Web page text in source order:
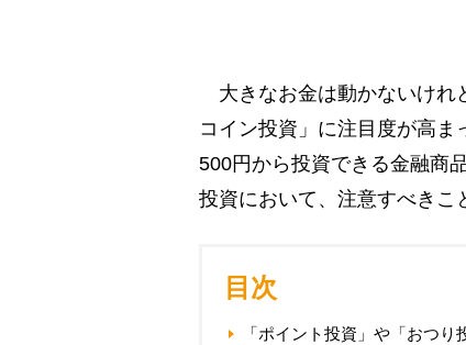
大きなお金は動かないけれ
コイン投資」に注目度が高
500円から投資できる金融商
投資において、注意すべきこ
目次
「ポイント投資」や「おつ